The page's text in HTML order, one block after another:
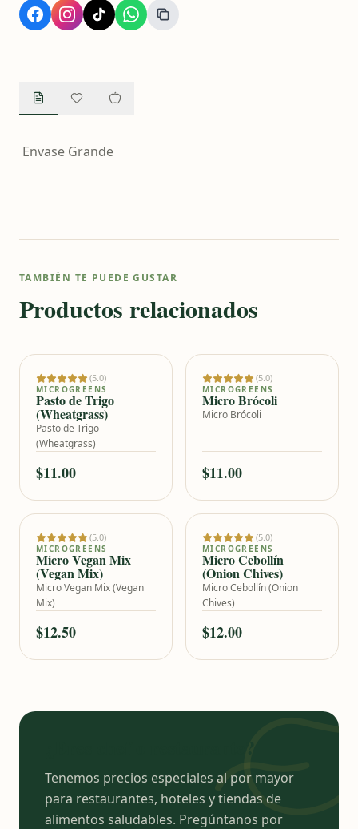
Envase Grande
TAMBIÉN TE PUEDE GUSTAR
Productos relacionados
Añadir al carrito
(5.0)
MICROGREENS
Pasto de Trigo
(Wheatgrass)
Pasto de Trigo
(Wheatgrass)
$11.00
Añadir al carrito
(5.0)
MICROGREENS
Micro Brócoli
Micro Brócoli
$11.00
Añadir al carrito
(5.0)
MICROGREENS
Micro Vegan Mix
(Vegan Mix)
Micro Vegan Mix (Vegan
Mix)
$12.50
(5.0)
MICROGREENS
Micro Cebollín
(Onion Chives)
Micro Cebollín (Onion
Chives)
$12.00
Tenemos precios especiales al por mayor
para restaurantes, hoteles y tiendas de
alimentos saludables. Pregúntanos por